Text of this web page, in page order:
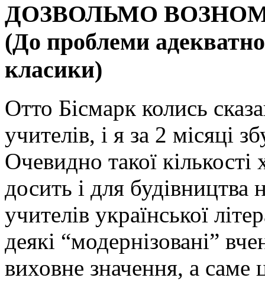
ДОЗВОЛЬМО
(До проблеми
класики)
Отто Бісмарк колись
учителів, і я за 2 місяці
Очевидно такої
досить і для
учителів української
деякі “модернізовані”
виховне значення, а саме